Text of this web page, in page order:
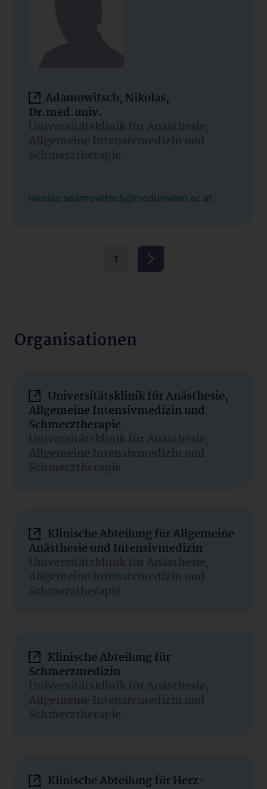
Adamowitsch, Nikolas,
Dr.med.univ.
Universitätsklinik für Anästhesie,
Allgemeine Intensivmedizin und
Schmerztherapie
nikolas.adamowitsch@meduniwien.ac.at
1
Organisationen
Universitätsklinik für Anästhesie,
Allgemeine Intensivmedizin und
Schmerztherapie
Universitätsklinik für Anästhesie,
Allgemeine Intensivmedizin und
Schmerztherapie
Klinische Abteilung für Allgemeine
Anästhesie und Intensivmedizin
Universitätsklinik für Anästhesie,
Allgemeine Intensivmedizin und
Schmerztherapie
Klinische Abteilung für
Schmerzmedizin
Universitätsklinik für Anästhesie,
Allgemeine Intensivmedizin und
Schmerztherapie
Klinische Abteilung für Herz-